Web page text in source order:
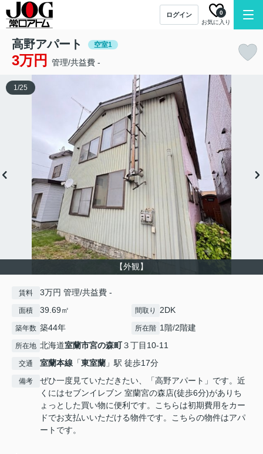
ログイン
お気に入り
0
高野アパート 空室1
3万円 管理/共益費 -
【外観】
1/25
賃料 3万円 管理/共益費 -
面積 39.69㎡ 間取り 2DK
築年数 築44年 所在階 1階/2階建
所在地 北海道室蘭市宮の森町３丁目10-11
交通 室蘭本線 「東室蘭 」駅 徒歩17分
備考
ぜひ一度見ていただきたい、「高野アパート」です。近
くにはセブンイレブン 室蘭宮の森店(徒歩6分)がありち
ょっとした買い物に便利です。こちらは初期費用をカー
ドでお支払いいただける物件です。こちらの物件はアパ
ートです。